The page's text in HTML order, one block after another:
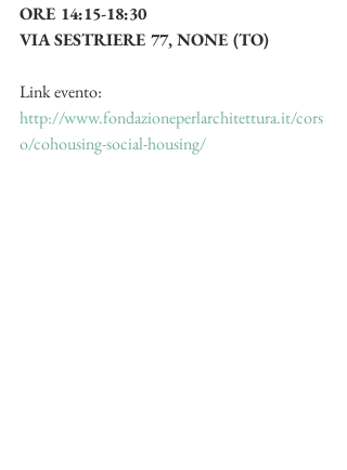
ORE 14:15-18:30
VIA SESTRIERE 77, NONE (TO)
Link evento:
http://www.fondazioneperlarchitettura.it/cors
o/cohousing-social-housing/